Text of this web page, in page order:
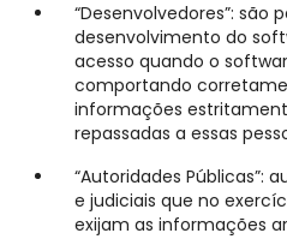
“Desenvolvedores”: são
desenvolvimento do
acesso quando o
comportando
informações
repassadas a essas
“Autoridades Públicas”:
e judiciais que no
exijam as informações